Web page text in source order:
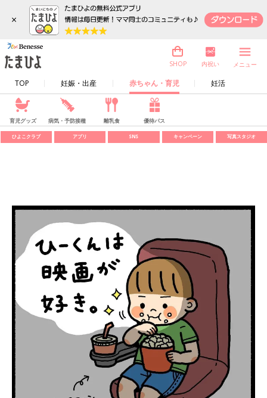
×
TOP 妊娠・出産 赤ちゃん・育児 妊活
SHOP 内祝い メニュー
育児グッズ 病気・予防接種 離乳食 優待パス
ひよこクラブ アプリ SNS キャンペーン 写真スタジオ